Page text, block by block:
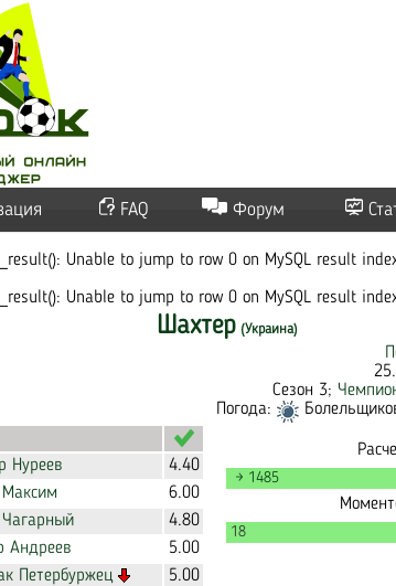
FAQ Форум
Unable to jump to row 0 on MySQL result
Unable to jump to row 0 on MySQL result
Шахтер (Украина)
Сезон 3;
Погода:
Нуреев 4.40
Максим 6.00
Чагарный 4.80
Андреев 5.00
Петербуржец 5.00
→ 1485
18